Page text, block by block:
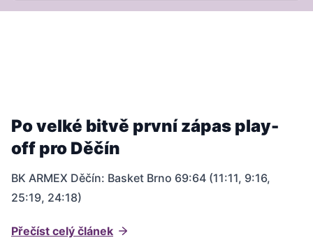
Po velké bitvě první zápas play-
off pro Děčín
BK ARMEX Děčín: Basket Brno 69:64 (11:11, 9:16,
25:19, 24:18)
Přečíst celý článek